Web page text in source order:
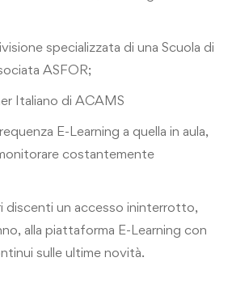
specializzata di una Scuola di
ASFOR;
Italiano di ACAMS
E-Learning a quella in aula,
costantemente
discenti un accesso ininterrotto,
alla piattaforma E-Learning con
sulle ultime novità.